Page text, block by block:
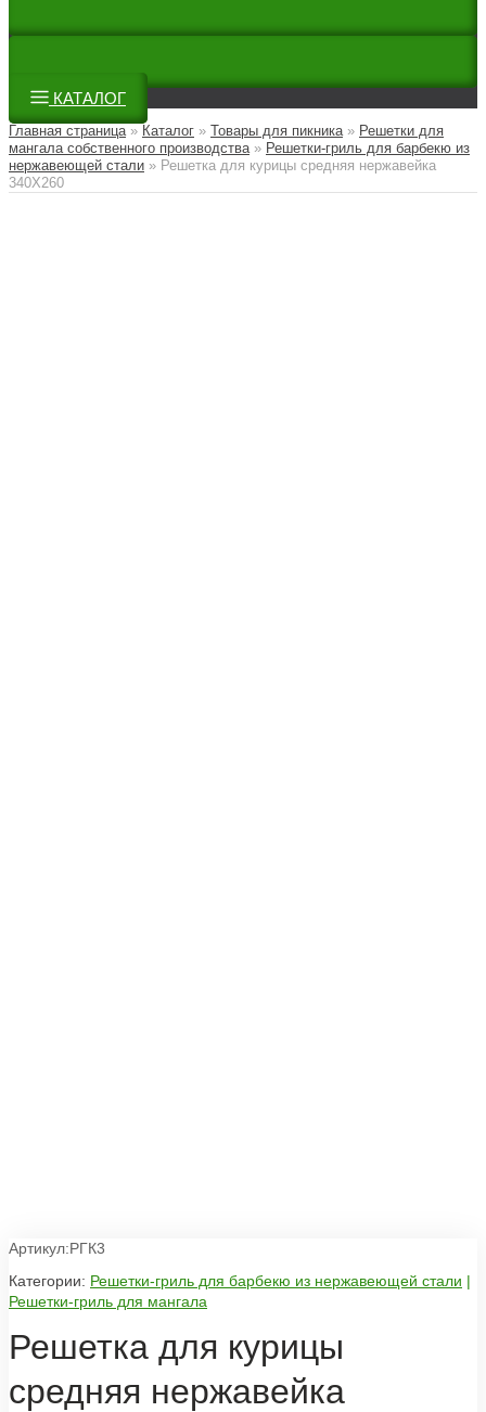
КАТАЛОГ
Главная страница» Каталог » Товары для пикника» Решетки для
мангала собственного производства» Решетки-гриль для барбекю из
нержавеющей стали » Решетка для курицы средняя нержавейка
340Х260
Артикул:РГК3
Категории: Решетки-гриль для барбекю из нержавеющей стали |
Решетки-гриль для мангала
Решетка для курицы
средняя нержавейка